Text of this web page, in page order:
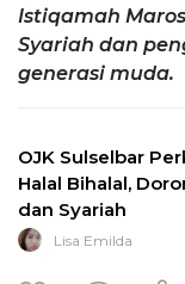
Istiqamah
Syariah dan
generasi muda.
OJK Sulselbar
Halal Bihalal,
dan Syariah
Lisa Emilda